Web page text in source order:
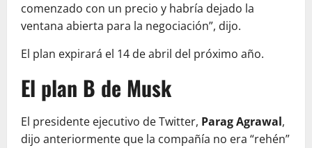
comenzado con un precio y habría dejado la
ventana abierta para la negociación”, dijo.
El plan expirará el 14 de abril del próximo año.
El plan B de Musk
El presidente ejecutivo de Twitter, Parag Agrawal,
dijo anteriormente que la compañía no era “rehén”